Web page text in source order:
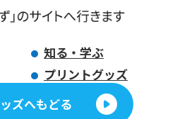
知る・学ぶ
プリントグッズ
ズへもどる